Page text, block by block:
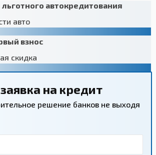
автокредитования
авто
взнос
скидка
на кредит
решение банков не выходя